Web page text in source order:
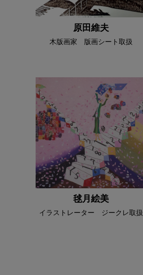
原田維夫
木版画家 版画シート取扱
毬月絵美
イラストレーター ジークレ取扱